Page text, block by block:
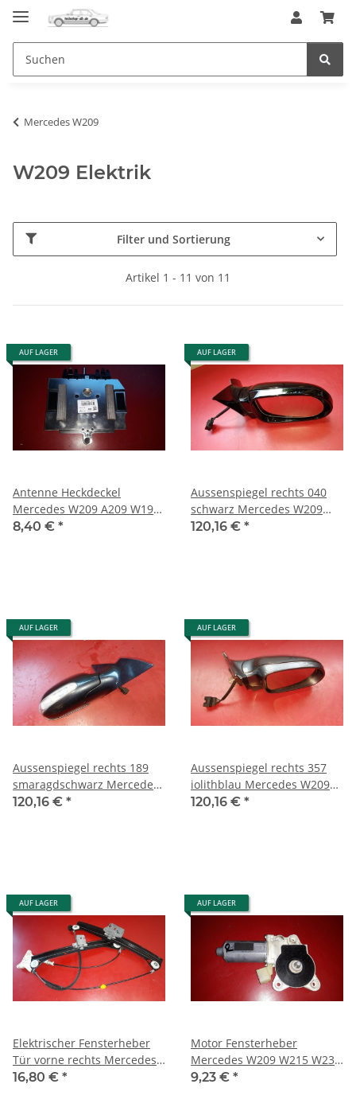
Mercedes W209
W209 Elektrik
Filter und Sortierung
Artikel 1 - 11 von 11
AUF LAGER
Antenne Heckdeckel
Mercedes W209 A209 W199
W215 C215 2158201975
8,40 € *
AUF LAGER
Aussenspiegel rechts 040
schwarz Mercedes W209
A209 C209 CLK 2098100276
120,16 € *
AUF LAGER
Aussenspiegel rechts 189
smaragdschwarz Mercedes
W209 A209 C209 CLK
120,16 € *
AUF LAGER
Aussenspiegel rechts 357
iolithblau Mercedes W209
A209 C209 CLK 2098100276
120,16 € *
AUF LAGER
Elektrischer Fensterheber
Tür vorne rechts Mercedes
W209 CLK 2097200846
16,80 € *
AUF LAGER
Motor Fensterheber
Mercedes W209 W215 W230
W240 W414 2308200942
9,23 € *